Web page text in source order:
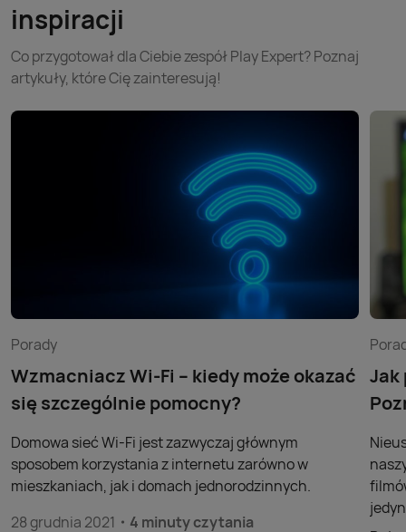
inspiracji
Co przygotował dla Ciebie zespół Play Expert? Poznaj
artykuły, które Cię zainteresują!
Porady
Wzmacniacz Wi-Fi – kiedy może okazać
się szczególnie pomocny?
Domowa sieć Wi-Fi jest zazwyczaj głównym
sposobem korzystania z internetu zarówno w
mieszkaniach, jak i domach jednorodzinnych.
28 grudnia 2021
4 minuty czytania
Jak